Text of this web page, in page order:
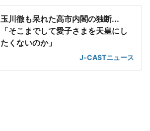
玉川徹も呆れた高市内閣の独断...
「そこまでして愛子さまを天皇にし
たくないのか」
J-CASTニュース